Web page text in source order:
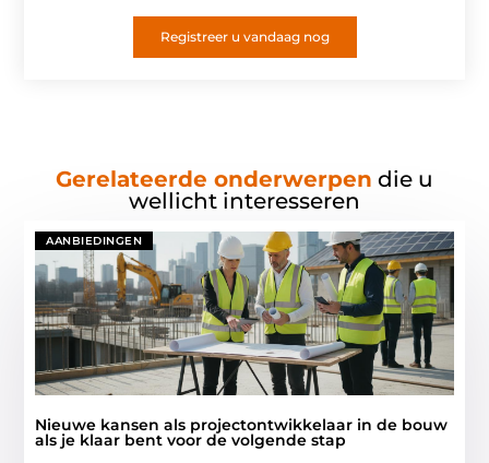
Registreer u vandaag nog
Gerelateerde onderwerpen die u
wellicht interesseren
AANBIEDINGEN
Nieuwe kansen als projectontwikkelaar in de bouw
als je klaar bent voor de volgende stap